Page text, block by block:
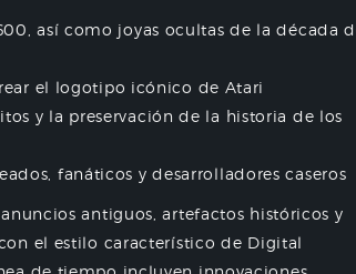
así como joyas ocultas de la década
el logotipo icónico de Atari
y la preservación de la historia de los
fanáticos y desarrolladores caseros
antiguos, artefactos históricos y
el estilo característico de Digital